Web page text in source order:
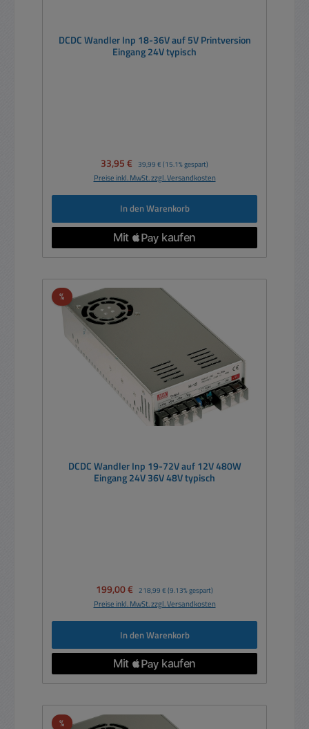
DCDC Wandler Inp 18-36V auf 5V Printversion
Eingang 24V typisch
Verkaufspreis:
33,95 € Regulärer Preis:
39,99 € (15.1% gespart)
Preise inkl. MwSt. zzgl. Versandkosten
In den Warenkorb
%Rabatt
DCDC Wandler Inp 19-72V auf 12V 480W
Eingang 24V 36V 48V typisch
Verkaufspreis:
199,00 € Regulärer Preis:
218,99 € (9.13% gespart)
Preise inkl. MwSt. zzgl. Versandkosten
In den Warenkorb
%Rabatt